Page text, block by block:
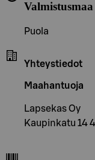
Valmistusmaa
Puola
Yhteystiedot
Maahantuoja
Lapsekas Oy
Kaupinkatu 14